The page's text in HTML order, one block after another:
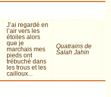
J’ai regardé en
l’air vers les
étoiles alors
que je
marchais mes
pieds ont
trébuché dans
les trous et les
cailloux...
Quatrains de
Salah Jahin